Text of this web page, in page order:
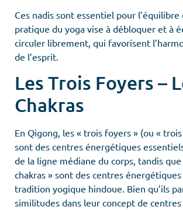
Ces nadis sont essentiel pour
pratique du yoga vise à débloquer et à
circuler librement, qui favorisent
de l’esprit.
Les Trois Foyers –
Chakras
En Qigong, les « trois foyers » (ou «
sont des centres énergétiques
de la ligne médiane du corps, tandis que
chakras » sont des centres énergétiques
tradition yogique hindoue. Bien qu’ils
similitudes dans leur concept de